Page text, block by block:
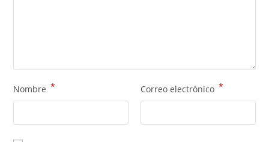
Nombre * Correo electrónico *